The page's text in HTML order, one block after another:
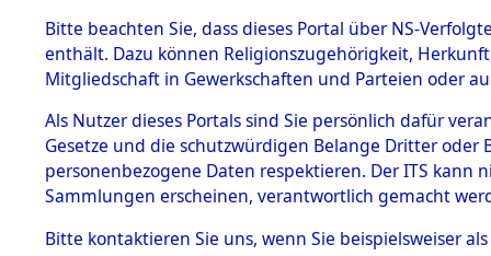
BESTÄNDE
1.
mente
5. Verschiedenes
5.3
Todesmärsche
5.3.1 Alliierte
Erhebungen
und
Bitte beachten Sie, dass dieses Portal über NS-
enthält. Dazu können Religionszugehörigkeit,
Mitgliedschaft in Gewerkschaften und Parteien oder
Als Nutzer dieses Portals sind Sie persönlich dafür
Gesetze und die schutzwürdigen Belange Dritter
personenbezogene Daten respektieren. Der ITS
Sammlungen erscheinen, verantwortlich gemacht
Bitte kontaktieren Sie uns, wenn Sie beispielsweiser